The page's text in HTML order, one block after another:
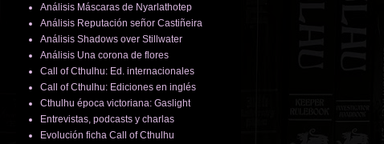
Análisis Máscaras de Nyarlathotep
Análisis Reputación señor Castiñeira
Análisis Shadows over Stillwater
Análisis Una corona de flores
Call of Cthulhu: Ed. internacionales
Call of Cthulhu: Ediciones en inglés
Cthulhu época victoriana: Gaslight
Entrevistas, podcasts y charlas
Evolución ficha Call of Cthulhu